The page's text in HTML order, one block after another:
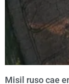
Misil ruso cae